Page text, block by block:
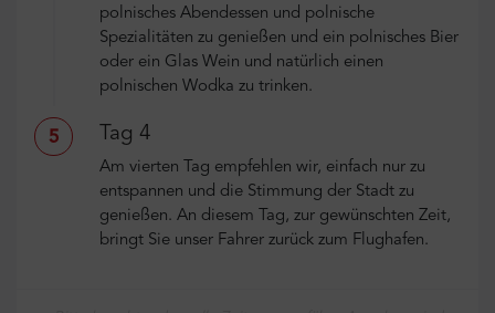
polnisches Abendessen und polnische
Spezialitäten zu genießen und ein polnisches Bier
oder ein Glas Wein und natürlich einen
polnischen Wodka zu trinken.
5 Tag 4
Am vierten Tag empfehlen wir, einfach nur zu
entspannen und die Stimmung der Stadt zu
genießen. An diesem Tag, zur gewünschten Zeit,
bringt Sie unser Fahrer zurück zum Flughafen.